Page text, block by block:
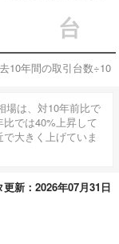
台
10年間の取引台数÷10
場は、対10年前比で
では40%上昇して
大きく上げていま
新：2026年07月31日